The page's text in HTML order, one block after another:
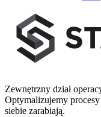
Zewnętrzny dział
Optymalizujemy
siebie zarabiają.